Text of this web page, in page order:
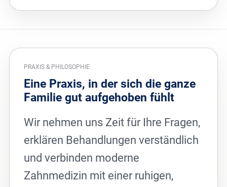
PRAXIS & PHILOSOPHIE
Eine Praxis, in der sich die ganze
Familie gut aufgehoben fühlt
Wir nehmen uns Zeit für Ihre Fragen,
erklären Behandlungen verständlich
und verbinden moderne
Zahnmedizin mit einer ruhigen,